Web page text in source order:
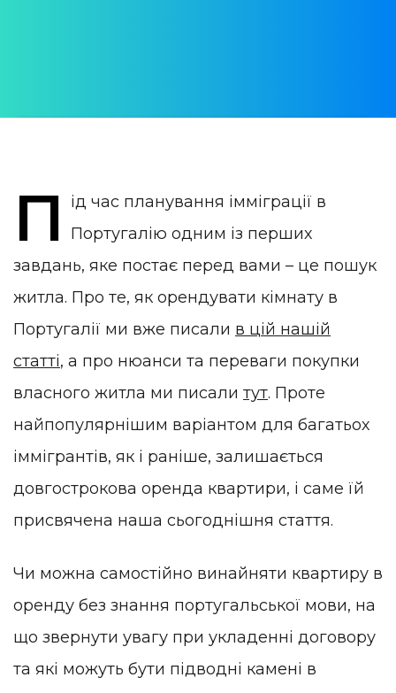
П
ід час планування імміграції в
Португалію одним із перших
завдань, яке постає перед вами – це пошук
житла. Про те, як орендувати кімнату в
Португалії ми вже писали в цій нашій
статті, а про нюанси та переваги покупки
власного житла ми писали тут. Проте
найпопулярнішим варіантом для багатьох
іммігрантів, як і раніше, залишається
довгострокова оренда квартири, і саме їй
присвячена наша сьогоднішня стаття.
Чи можна самостійно винайняти квартиру в
оренду без знання португальської мови, на
що звернути увагу при укладенні договору
та які можуть бути підводні камені в